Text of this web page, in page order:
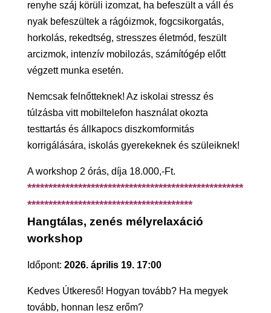
renyhe száj körüli izomzat, ha befeszült a váll és
nyak befeszültek a rágóizmok, fogcsikorgatás,
horkolás, rekedtség, stresszes életmód, feszült
arcizmok, intenzív mobilozás, számítógép előtt
végzett munka esetén.
Nemcsak felnőtteknek! Az iskolai stressz és
túlzásba vitt mobiltelefon használat okozta
testtartás és állkapocs diszkomformitás
korrigálására, iskolás gyerekeknek és szüleiknek!
A workshop 2 órás, díja 18.000,-Ft.
***************************************************
***************************************
Hangtálas, zenés mélyrelaxáció
workshop
Időpont: 2026. április 19. 17:00
Kedves Útkereső! Hogyan tovább? Ha megyek
tovább, honnan lesz erőm?